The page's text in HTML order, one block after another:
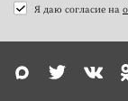
Я даю согласие на